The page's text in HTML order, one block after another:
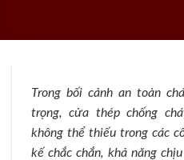
Trong bối cảnh an toàn
trọng, cửa thép chống
không thể thiếu trong các
kế chắc chắn, khả năng